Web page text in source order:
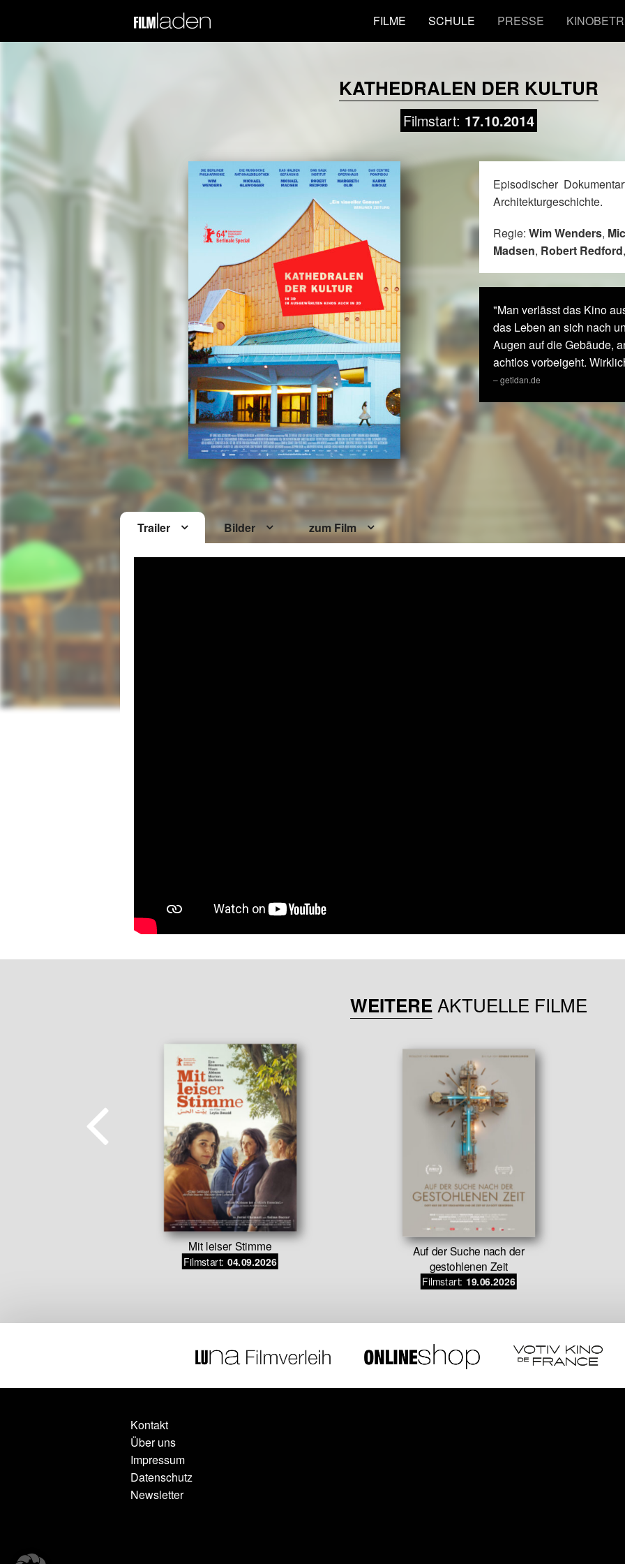
FILME SCHULE PRESSE
KATHEDRALEN DER KULTUR
Filmstart: 17.10.2014
Episodischer
Architekturgeschichte.
Regie: Wim Wenders,
Madsen, Robert Redford,
"Man verlässt das Kino
das Leben an sich nach
Augen auf die Gebäude,
achtlos vorbeigeht.
– getidan.de
Trailer Bilder zum Film
WEITERE AKTUELLE FILME
Mit leiser Stimme
Filmstart:04.09.2026
Auf der Suche nach der
gestohlenen Zeit
Filmstart: 19.06.2026
Kontakt
Über uns
Impressum
Datenschutz
Newsletter